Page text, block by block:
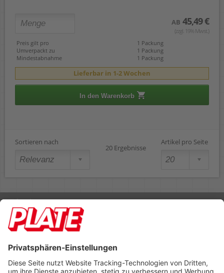
AB 45,49 €
(zzgl. 19% Mwst.)
Preis gilt pro
1 Packung
Umverpackt zu
1 Packung
Mindestabnahme
1 Packung
Lieferbar in 1-2 Wochen
In den Warenkorb
Sortieren nach
20 Ergebnisse
Artikel pro Seite
Rufen Sie uns an 04298 401-0
Lieferbedingungen Impressum
Footer anzeigen
PLATE Büromaterial Vertriebs GmbH